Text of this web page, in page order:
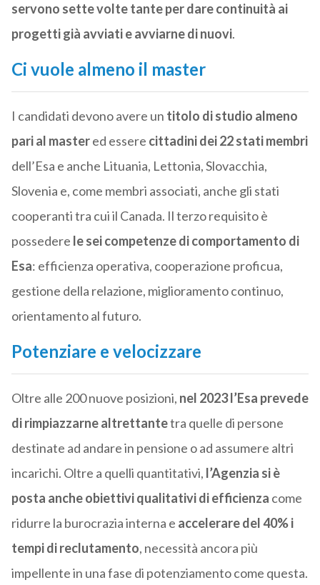
servono sette volte tante per dare continuità ai
progetti già avviati e avviarne di nuovi.
Ci vuole almeno il master
I candidati devono avere un titolo di studio almeno
pari al mastered essere cittadini dei 22 stati membri
dell’Esa e anche Lituania, Lettonia, Slovacchia,
Slovenia e, come membri associati, anche gli stati
cooperanti tra cui il Canada. Il terzo requisito è
possedere le sei competenze di comportamento di
Esa: efficienza operativa, cooperazione proficua,
gestione della relazione, miglioramento continuo,
orientamento al futuro.
Potenziare e velocizzare
Oltre alle 200 nuove posizioni, nel 2023 l’Esa prevede
di rimpiazzarne altrettantetra quelle di persone
destinate ad andare in pensione o ad assumere altri
incarichi. Oltre a quelli quantitativi, l’Agenzia si è
posta anche obiettivi qualitativi di efficienza come
ridurre la burocrazia interna e accelerare del 40% i
tempi di reclutamento, necessità ancora più
impellente in una fase di potenziamento come questa.